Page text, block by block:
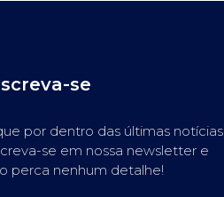
se
por dentro das últimas notícias,
se em nossa newsletter e
perca nenhum detalhe!